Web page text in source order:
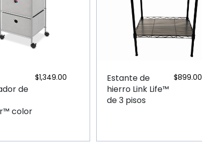
de
color
$1,349.00
Estante de
hierro Link Life™
de 3 pisos
$899.00